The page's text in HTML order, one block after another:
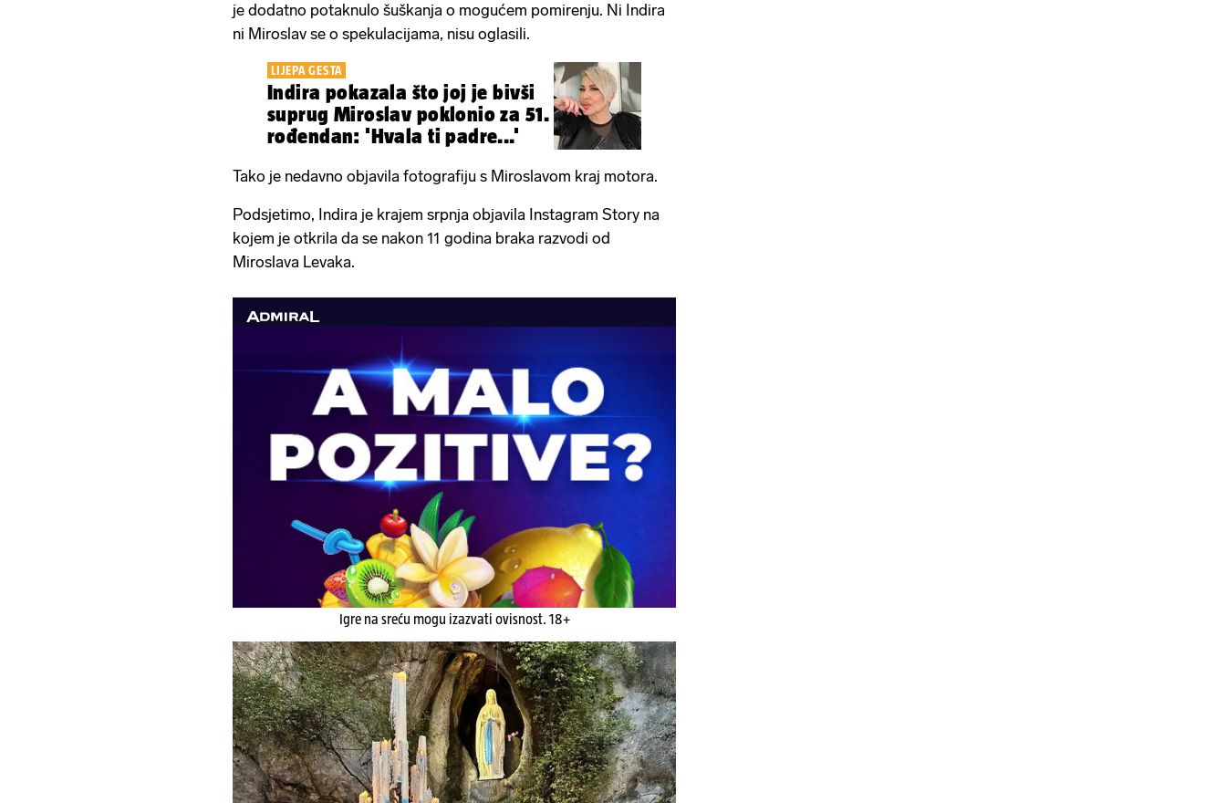
je dodatno potaknulo šuškanja o mogućem pomirenju. Ni Indira
ni Miroslav se o spekulacijama, nisu oglasili.
LIJEPA GESTA
Indira pokazala što joj je bivši
suprug Miroslav poklonio za 51.
rođendan: 'Hvala ti padre...'
Tako je nedavno objavila fotografiju s Miroslavom kraj motora.
Podsjetimo, Indira je krajem srpnja objavila Instagram Story na
kojem je otkrila da se nakon 11 godina braka razvodi od
Miroslava Levaka.
Igre na sreću mogu izazvati ovisnost. 18+